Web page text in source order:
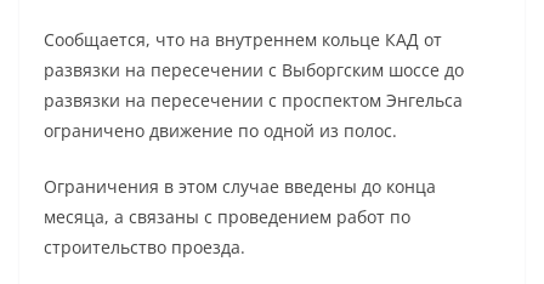
Сообщается, что на внутреннем кольце КАД от
развязки на пересечении с Выборгским шоссе до
развязки на пересечении с проспектом Энгельса
ограничено движение по одной из полос.
Ограничения в этом случае введены до конца
месяца, а связаны с проведением работ по
строительство проезда.